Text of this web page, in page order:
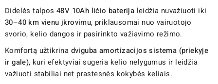
Didelės talpos 48V 10Ah ličio baterija leidžia nuvažiuoti iki
30–40 km vienu įkrovimu, priklausomai nuo vairuotojo
svorio, kelio dangos ir pasirinkto važiavimo režimo.
Komfortą užtikrina dviguba amortizacijos sistema (priekyje
ir gale), kuri efektyviai sugeria kelio nelygumus ir leidžia
važiuoti stabiliai net prastesnės kokybės keliais.